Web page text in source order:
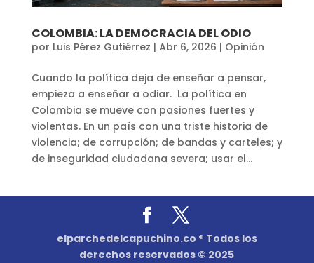
COLOMBIA: LA DEMOCRACIA DEL ODIO
por Luis Pérez Gutiérrez | Abr 6, 2026 | Opinión
Cuando la política deja de enseñar a pensar,
empieza a enseñar a odiar. La política en
Colombia se mueve con pasiones fuertes y
violentas. En un país con una triste historia de
violencia; de corrupción; de bandas y carteles; y
de inseguridad ciudadana severa; usar el...
elparchedelcapuchino.co ® Todos los
derechos reservados © 2025